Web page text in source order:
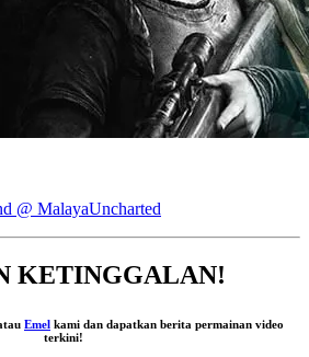
@ MalayaUncharted
KETINGGALAN!
Emel kami dan dapatkan berita permainan video
terkini!